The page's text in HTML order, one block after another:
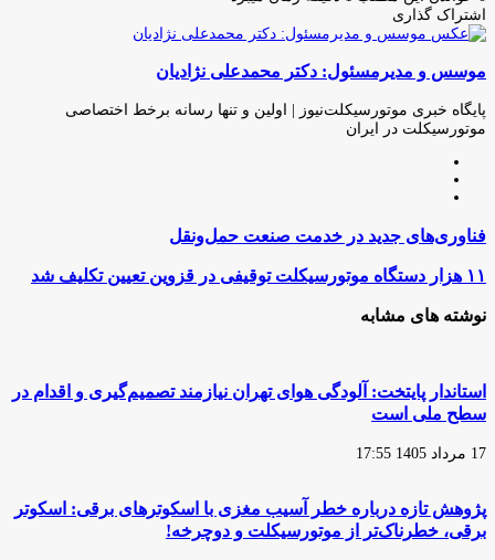
اشتراک گذاری
فیس
توئیتر
لینکدین
واتس
تلگرام
اشتراک
از
ایمیل
چاپ
موسس و مدیرمسئول: دکتر محمدعلی نژادیان
پایگاه خبری موتورسیکلت‌نیوز | اولین و تنها رسانه برخط اختصاصی
موتورسیکلت در ایران
فناوری‌های
جدید
در
خدمت
صنعت
حمل‌ونقل
فناوری‌های جدید در خدمت صنعت حمل‌ونقل
۱۱
دستگاه
موتورسیکلت
قزوین
تعیین
تکلیف
۱۱ هزار دستگاه موتورسیکلت توقیفی در قزوین تعیین تکلیف شد
نوشته های مشابه
استاندار پایتخت: آلودگی هوای تهران نیازمند تصمیم‌گیری و اقدام در
سطح ملی است
17 مرداد 1405 17:55
پژوهش تازه درباره خطر آسیب مغزی با اسکوترهای برقی: اسکوتر
برقی، خطرناک‌تر از موتورسیکلت و دوچرخه!